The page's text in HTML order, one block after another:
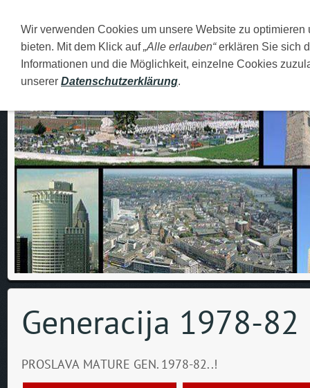
DEUTSCH O MENI FAMILIJA MOJI GRADOVI
Generacija 1978-82
PROSLAVA MATURE GEN. 1978-82..!
Wir verwenden Cookies um unsere Website zu
bieten. Mit dem Klick auf„Alle erlauben“erklären Sie sich
Informationen und die Möglichkeit, einzelne Cookies
unserer Datenschutzerklärung.